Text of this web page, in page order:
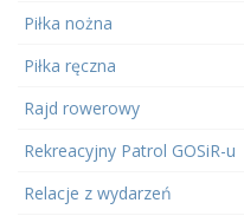
Piłka nożna
Piłka ręczna
Rajd rowerowy
Rekreacyjny Patrol GOSiR-u
Relacje z wydarzeń